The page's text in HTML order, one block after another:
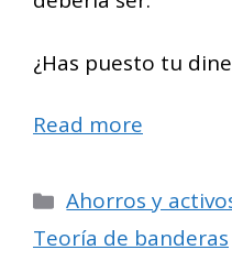
¿Has puesto tu
Read more
Categorías
Ahorros y
Teoría de banderas